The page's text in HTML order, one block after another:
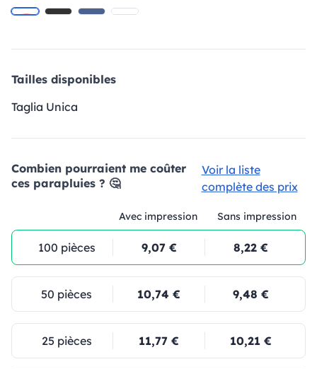
Tailles disponibles
Taglia Unica
Combien pourraient me coûter
ces parapluies ? 🤔
Voir la liste
complète des prix
Avec impression Sans impression
100 pièces 9,07 € 8,22 €
50 pièces 10,74 € 9,48 €
25 pièces 11,77 € 10,21 €